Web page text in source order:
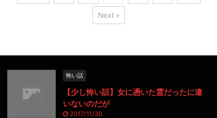
Next »
怖い話
【少し怖い話】女に憑いた霊だったに違
いないのだが
2017/11/30